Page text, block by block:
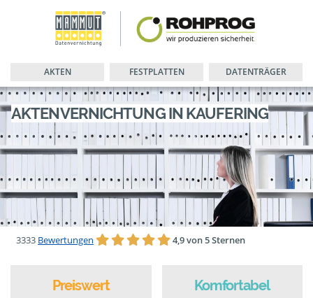
AKTEN FESTPLATTEN DATENTRÄGER
AKTENVERNICHTUNG IN KAUFERING
3333 Bewertungen 4,9 von 5 Sternen
Preiswert Komfortabel